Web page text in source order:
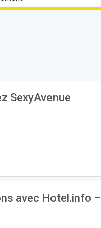
SexyAvenue
avec Hotel.info –